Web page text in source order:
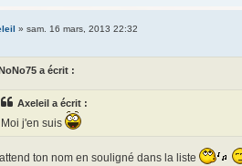
» sam. 16 mars, 2013 22:32
a écrit :
Axeleil a écrit :
Moi j'en suis
ton nom en souligné dans la liste